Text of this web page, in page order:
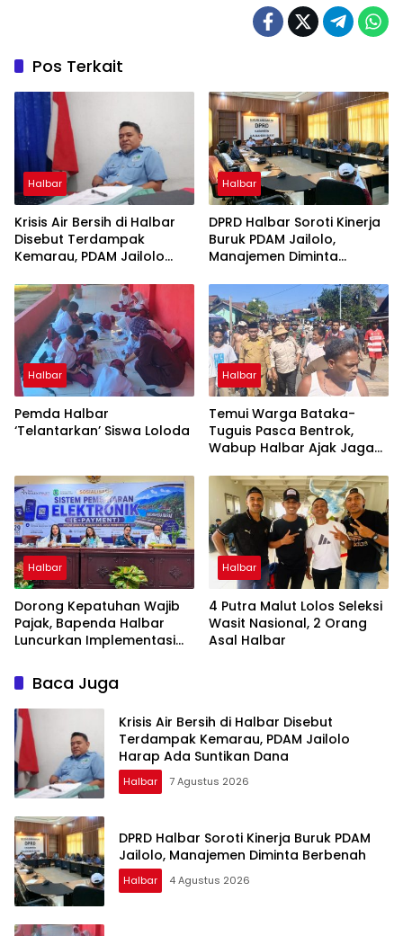
Pos Terkait
Halbar
Krisis Air Bersih di Halbar
Disebut Terdampak
Kemarau, PDAM Jailolo
Halbar
DPRD Halbar Soroti Kinerja
Buruk PDAM Jailolo,
Manajemen Diminta
Halbar
Pemda Halbar
‘Telantarkan’ Siswa Loloda
Halbar
Temui Warga Bataka-
Tuguis Pasca Bentrok,
Wabup Halbar Ajak Jaga
Halbar
Dorong Kepatuhan Wajib
Pajak, Bapenda Halbar
Luncurkan Implementasi
Bank Maluku-Malut
Halbar
4 Putra Malut Lolos Seleksi
Wasit Nasional, 2 Orang
Asal Halbar
Baca Juga
Krisis Air Bersih di Halbar Disebut
Terdampak Kemarau, PDAM Jailolo
Harap Ada Suntikan Dana
Halbar 7 Agustus 2026
DPRD Halbar Soroti Kinerja Buruk PDAM
Jailolo, Manajemen Diminta Berbenah
Halbar 4 Agustus 2026